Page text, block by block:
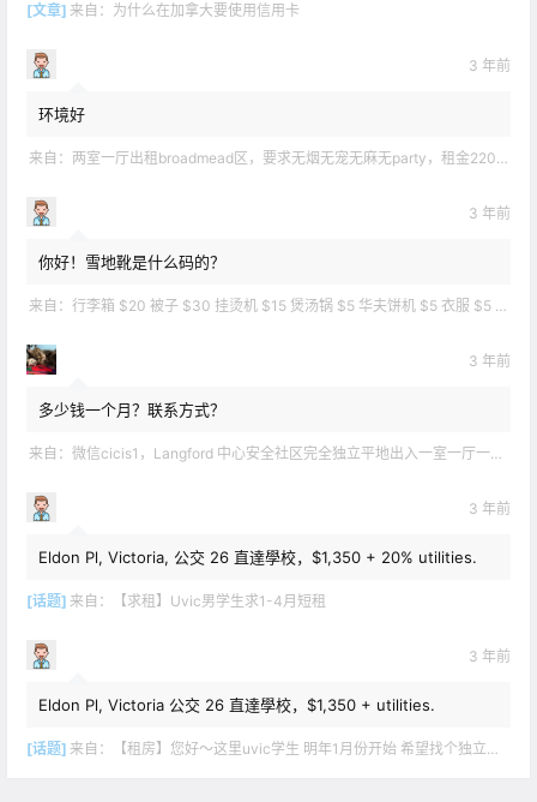
[文章] 来自： 为什么在加拿大要使用信用卡
3 年前
环境好
来自： 两室一厅出租broadmead区，要求无烟无宠无麻无party，租金2200不包水电有意短信联系2508858496
3 年前
你好！雪地靴是什么码的？
来自： 行李箱 $20 被子 $30 挂烫机 $15 煲汤锅 $5 华夫饼机 $5 衣服 $5 雪地靴 $10 滑雪手套 $10 宜家衣物收纳 .
3 年前
多少钱一个月？联系方式？
来自： 微信cicis1，Langford 中心安全社区完全独立平地出入一室一厅一书房步行5分钟到公车站和商业圈 有后花园和.
3 年前
Eldon Pl, Victoria, 公交 26 直達學校，$1,350 + 20% utilities.
[话题] 来自： 【求租】Uvic男学生求1-4月短租
3 年前
Eldon Pl, Victoria 公交 26 直達學校，$1,350 + utilities.
[话题] 来自： 【租房】您好～这里uvic学生 明年1月份开始 希望找个独立出入的 爱干净 谢谢！